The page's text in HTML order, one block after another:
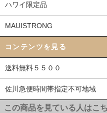
ハワイ限定品
MAUISTRONG
コンテンツを見る
送料無料５５００
佐川急便時間帯指定不可地域
この商品を見ている人はこ